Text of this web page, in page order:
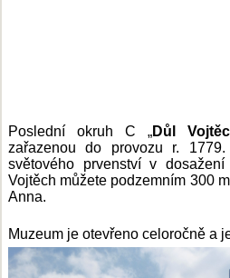
Poslední okruh C „Důl
zařazenou do provozu r.
světového prvenství v
Vojtěch můžete podzemním 300
Anna.
Muzeum je otevřeno celoročně a